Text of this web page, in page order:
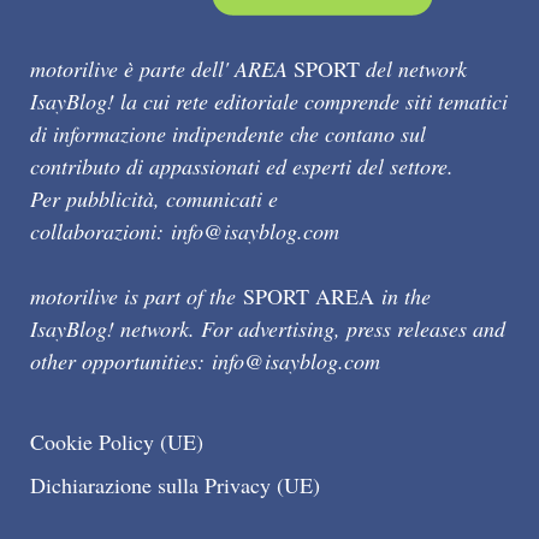
motorilive è parte dell' AREA SPORT del network
IsayBlog! la cui rete editoriale comprende siti tematici
di informazione indipendente che contano sul
contributo di appassionati ed esperti del settore.
Per pubblicità, comunicati e
collaborazioni: info@isayblog.com
motorilive is part of the SPORT AREA in the
IsayBlog! network. For advertising, press releases and
other opportunities: info@isayblog.com
Cookie Policy (UE)
Dichiarazione sulla Privacy (UE)